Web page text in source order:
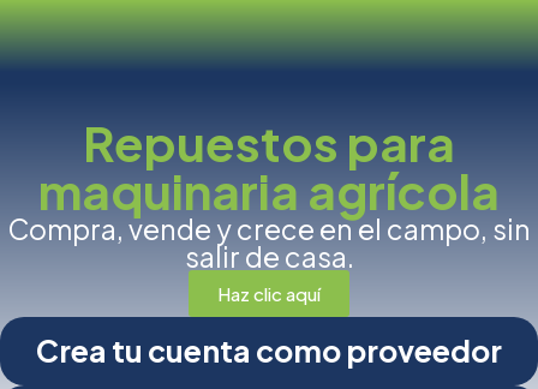
Repuestos para
maquinaria agrícola
Compra, vende y crece en el campo, sin
salir de casa.
Haz clic aquí
Crea tu cuenta como proveedor